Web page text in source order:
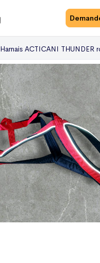
Harnais ACTICANI THUNDER rouge rembourrage noir (Couleur :